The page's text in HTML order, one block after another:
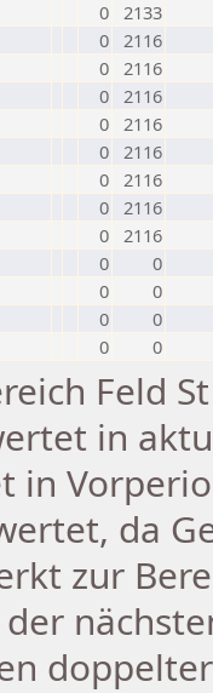
0 2133
0 2116
0 2116
0 2116
0 2116
0 2116
0 2116
0 2116
0 2116
0
0
0
0
0
0
0 0
Feld
in
in
da
zur